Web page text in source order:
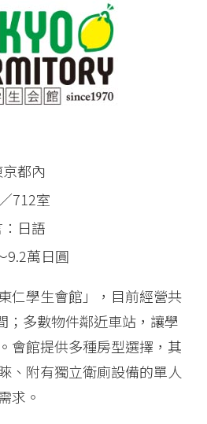
都內
712室
日語
9.2萬日圓
仁學生會館」，目前經營共
；多數物件鄰近車站，讓學
會館提供多種房型選擇，其
、附有獨立衛廁設備的單人
求。